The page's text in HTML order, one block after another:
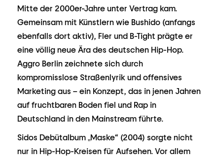
Mitte der 2000er-Jahre unter Vertrag kam.
Gemeinsam mit Künstlern wie Bushido (anfangs
ebenfalls dort aktiv), Fler und B-Tight prägte er
eine völlig neue Ära des deutschen Hip-Hop.
Aggro Berlin zeichnete sich durch
kompromisslose Straßenlyrik und offensives
Marketing aus – ein Konzept, das in jenen Jahren
auf fruchtbaren Boden fiel und Rap in
Deutschland in den Mainstream führte.
Sidos Debütalbum „Maske“ (2004) sorgte nicht
nur in Hip-Hop-Kreisen für Aufsehen. Vor allem